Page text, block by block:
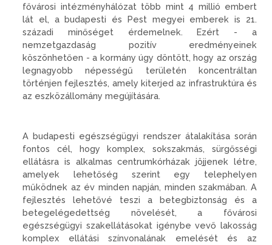
fővárosi intézményhálózat több mint 4 millió embert
lát el, a budapesti és Pest megyei emberek is 21.
századi minőséget érdemelnek. Ezért - a
nemzetgazdaság pozitív eredményeinek
köszönhetően - a kormány úgy döntött, hogy az ország
legnagyobb népességű területén koncentráltan
történjen fejlesztés, amely kiterjed az infrastruktúra és
az eszközállomány megújítására.
A budapesti egészségügyi rendszer átalakítása során
fontos cél, hogy komplex, sokszakmás, sürgősségi
ellátásra is alkalmas centrumkórházak jöjjenek létre,
amelyek lehetőség szerint egy telephelyen
működnek az év minden napján, minden szakmában. A
fejlesztés lehetővé teszi a betegbiztonság és a
betegelégedettség növelését, a fővárosi
egészségügyi szakellátásokat igénybe vevő lakosság
komplex ellátási színvonalának emelését és az